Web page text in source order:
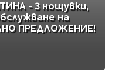
- 3 нощувки,
на
ПРЕДЛОЖЕНИЕ!